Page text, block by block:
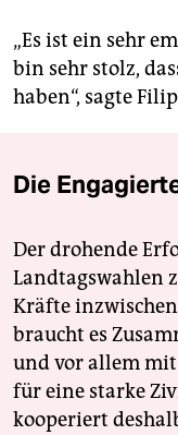
„Es ist ein sehr
bin sehr stolz,
haben“, sagte
Die
Der drohende
Landtagswahlen
Kräfte
braucht es
und vor allem mit
für eine starke
kooperiert